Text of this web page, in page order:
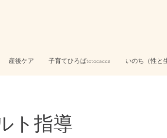
産後ケア 子育てひろばtotocacca いのち（性と
ト指導